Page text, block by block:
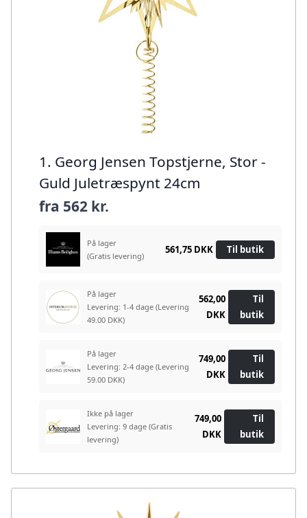
1. Georg Jensen Topstjerne, Stor -
Guld Juletræspynt 24cm
fra 562 kr.
På lager
(Gratis levering)
561,75 DKK Til butik
På lager
Levering: 1-4 dage (Levering
49.00 DKK)
562,00
DKK
Til
butik
På lager
Levering: 2-4 dage (Levering
59.00 DKK)
749,00
DKK
Til
butik
Ikke på lager
Levering: 9 dage (Gratis
levering)
749,00
DKK
Til
butik